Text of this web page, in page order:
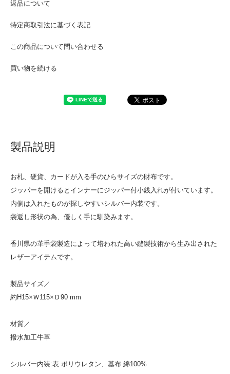
返品について
特定商取引法に基づく表記
この商品について問い合わせる
買い物を続ける
製品説明
お札、硬貨、カードが入る手のひらサイズの財布です。
ジッパーを開けるとインナーにジッパー付小銭入れが付いています。
内側は入れたものが探しやすいシルバー内装です。
袋返し形状の為、優しく手に馴染みます。
香川県の革手袋製造によって培われた高い縫製技術から生み出された
レザーアイテムです。
製品サイズ／
約H15×Ｗ115×Ｄ90 mm
材質／
撥水加工牛革
シルバー内装:表 ポリウレタン、基布 綿100%